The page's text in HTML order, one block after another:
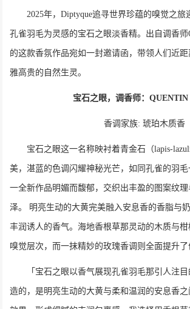
2025年，Diptyque追寻世界珍蕴的嗅觉之旅
孔雀羽毛为灵感的宝石之眼淡香精。出自调香师
的这款香氛作品宛如一封邀请函，带领人们近
雅高贵的自然生灵。
宝石之眼，调香师：
香调家族: 琥珀木质香
宝石之眼这一名称映衬着青金石（lapis-
美，湛蓝的色调闪耀神秘光芒，如同孔雀的羽
一全新作品明媚而馥郁，交织出丰盈的图案纹
泽。 明亮生动的大黄完美融入安息香的香脂与
丰润诱人的香气。海地香根草那灵动的木质与
嗅觉层次，而一抹精妙的玫瑰香调则全面提升了
「宝石之眼以香气展现孔雀羽毛那引人注目
造的，是明亮生动的大黄与柔和温润的安息香